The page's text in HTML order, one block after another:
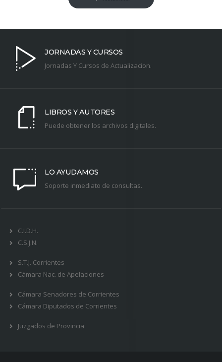
JORNADAS Y CURSOS
Jornadas Y Cursos de Actualizacion.
LIBROS Y AUTORES
Puede obtener los archivos digitales.
LO AYUDAMOS
Soporte inmediato de consultas.
C.I.D.H.
C.S.J.N.
S.T.J. Corrientes
Cámara Nac. de Apelaciones
Cámara Senadores de Corrientes
Cámara Diputados de Corrientes
Juzgados de Provincia